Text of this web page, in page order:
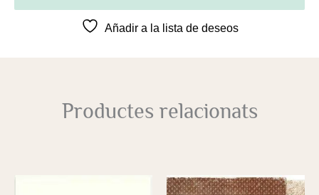
Añadir a la lista de deseos
Productes relacionats